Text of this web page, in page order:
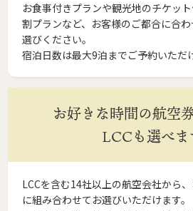
お食事付きプランや観光地のチケッ
割プランなど、お客様のご都合に合
選びください。
宿泊日数は最大9泊までご予約いただ
お好きな時間の航空
LCCも選べま
LCCを含む14社以上の航空会社から
に組み合わせてお選びいただけます。